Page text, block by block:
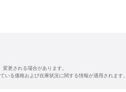
更される場合があります。
る価格および在庫状況に関する情報が適用されます。